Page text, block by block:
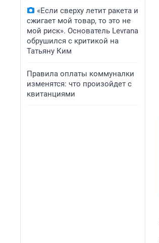
«Если сверху летит ракета и
сжигает мой товар, то это не
мой риск». Основатель Levrana
обрушился с критикой на
Татьяну Ким
Правила оплаты коммуналки
изменятся: что произойдет с
квитанциями